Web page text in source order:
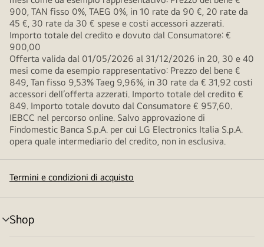
900, TAN fisso 0%, TAEG 0%, in 10 rate da 90 €, 20 rate da
45 €, 30 rate da 30 € spese e costi accessori azzerati.
Importo totale del credito e dovuto dal Consumatore: €
900,00
Offerta valida dal 01/05/2026 al 31/12/2026 in 20, 30 e 40
mesi come da esempio rappresentativo: Prezzo del bene €
849, Tan fisso 9,53% Taeg 9,96%, in 30 rate da € 31,92 costi
accessori dell’offerta azzerati. Importo totale del credito €
849. Importo totale dovuto dal Consumatore € 957,60.
IEBCC nel percorso online. Salvo approvazione di
Findomestic Banca S.p.A. per cui LG Electronics Italia S.p.A.
opera quale intermediario del credito, non in esclusiva.
Termini e condizioni di acquisto
Shop
Attivazione
menu